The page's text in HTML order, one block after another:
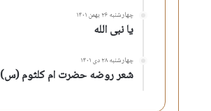
چهارشنبه ۲۶ بهمن ۱۴۰۱
یا نبی الله
چهارشنبه ۲۸ دی ۱۴۰۱
شعر روضه حضرت ام کلثوم (س)